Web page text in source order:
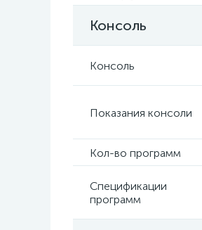
Консоль
Консоль
Показания консоли
Кол-во программ
Спецификации
программ